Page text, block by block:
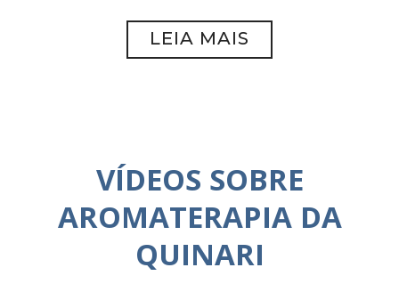
LEIA MAIS
VÍDEOS SOBRE
AROMATERAPIA DA
QUINARI